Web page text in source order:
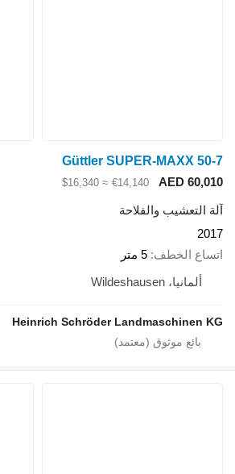
Güttler SUPER-MAXX
AED
€14,140
≈ $16,340
والفلاحة
الخطف
5 متر
Heinrich Schröder